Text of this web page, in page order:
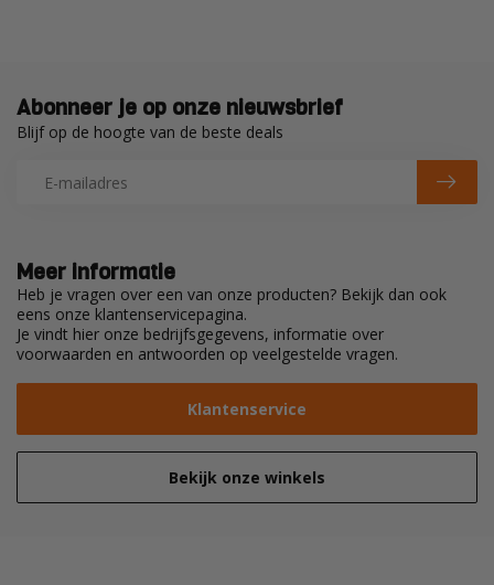
Meer informatie
Heb je vragen over een van onze producten? Bekijk dan ook
eens onze klantenservicepagina.
Je vindt hier onze bedrijfsgegevens, informatie over
voorwaarden en antwoorden op veelgestelde vragen.
Klantenservice
Bekijk onze winkels
Abonneer je op onze nieuwsbrief
Blijf op de hoogte van de beste deals